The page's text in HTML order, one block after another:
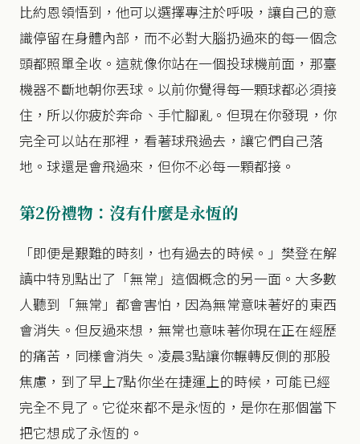
比約恩領悟到，他可以選擇專注於呼吸，讓自己的意
識停留在身體內部，而不必對大腦扔過來的每一個念
頭都照單全收。這就像你站在一個投球機前面，那臺
機器不斷地朝你丟球。以前你覺得每一顆球都必須接
住，所以你疲於奔命、手忙腳亂。但現在你發現，你
完全可以站在那裡，看著球飛過去，讓它們自己落
地。球還是會飛過來，但你不必每一顆都接。
第2份禮物：沒有什麼是永恆的
「即便是艱難的時刻，也有過去的時候。」樊登在解
讀中特別點出了「無常」這個概念的另一面。大多數
人聽到「無常」都會害怕，因為無常意味著好的東西
會消失。但反過來想，無常也意味著你現在正在經歷
的痛苦，同樣會消失。凌晨3點讓你輾轉反側的那股
焦慮，到了早上7點你坐在捷運上的時候，可能已經
完全不見了。它從來都不是永恆的，是你在那個當下
把它想成了永恆的。